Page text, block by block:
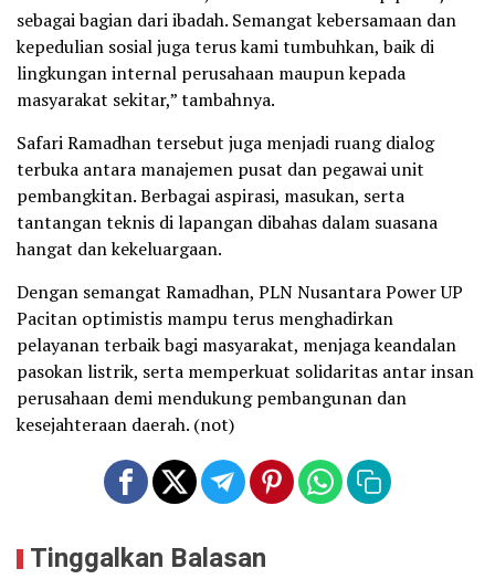
sebagai bagian dari ibadah. Semangat kebersamaan dan
kepedulian sosial juga terus kami tumbuhkan, baik di
lingkungan internal perusahaan maupun kepada
masyarakat sekitar,” tambahnya.
Safari Ramadhan tersebut juga menjadi ruang dialog
terbuka antara manajemen pusat dan pegawai unit
pembangkitan. Berbagai aspirasi, masukan, serta
tantangan teknis di lapangan dibahas dalam suasana
hangat dan kekeluargaan.
Dengan semangat Ramadhan, PLN Nusantara Power UP
Pacitan optimistis mampu terus menghadirkan
pelayanan terbaik bagi masyarakat, menjaga keandalan
pasokan listrik, serta memperkuat solidaritas antar insan
perusahaan demi mendukung pembangunan dan
kesejahteraan daerah. (not)
Tinggalkan Balasan